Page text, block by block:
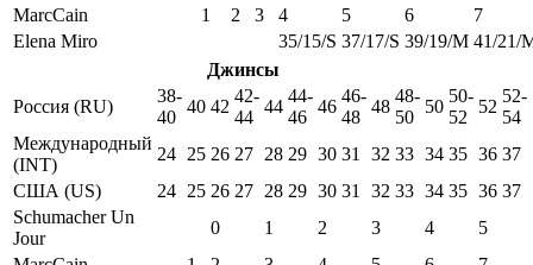
MarcCain
1 2 3 4 5 6
7
Elena Miro
35/15/S 37/17/S 39/19/M 41/21/
Джинсы
Россия (RU)
38-
40
40 42
42-
44
44
44-
46
46
46-
48
48
48-
50
50
50-
52
52
52-
54
Международный
(INT)
24 25 26 27 28 29 30 31 32 33 34 35 36 37
США (US)
24 25 26 27 28 29 30 31 32 33 34 35 36 37
Schumacher Un
Jour
0 1 2 3 4
5